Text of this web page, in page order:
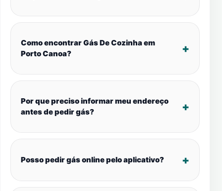
Como encontrar Gás De Cozinha em
Porto Canoa?
Por que preciso informar meu endereço
antes de pedir gás?
Posso pedir gás online pelo aplicativo?